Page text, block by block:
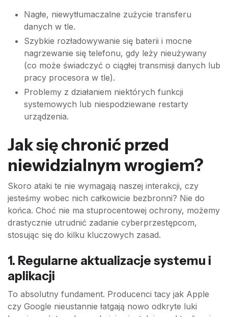
Nagłe, niewytłumaczalne zużycie transferu
danych w tle.
Szybkie rozładowywanie się baterii i mocne
nagrzewanie się telefonu, gdy leży nieużywany
(co może świadczyć o ciągłej transmisji danych lub
pracy procesora w tle).
Problemy z działaniem niektórych funkcji
systemowych lub niespodziewane restarty
urządzenia.
Jak się chronić przed
niewidzialnym wrogiem?
Skoro ataki te nie wymagają naszej interakcji, czy
jesteśmy wobec nich całkowicie bezbronni? Nie do
końca. Choć nie ma stuprocentowej ochrony, możemy
drastycznie utrudnić zadanie cyberprzestępcom,
stosując się do kilku kluczowych zasad.
1. Regularne aktualizacje systemu i
aplikacji
To absolutny fundament. Producenci tacy jak Apple
czy Google nieustannie łatgają nowo odkryte luki